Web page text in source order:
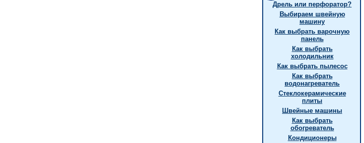
Дрель или перфоратор?
Выбираем швейную
машину
Как выбрать варочную
панель
Как выбрать
холодильник
Как выбрать пылесос
Как выбрать
водонагреватель
Стеклокерамические
плиты
Швейные машины
Как выбрать
обогреватель
Кондиционеры